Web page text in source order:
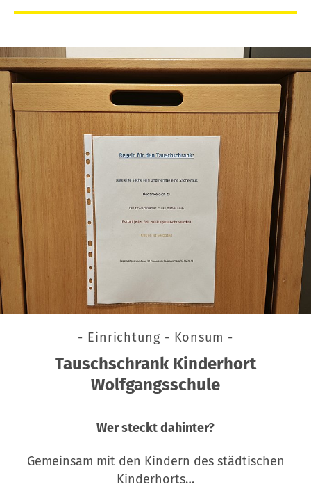
- Einrichtung - Konsum -
Tauschschrank Kinderhort
Wolfgangsschule
Wer steckt dahinter?
Gemeinsam mit den Kindern des städtischen
Kinderhorts…